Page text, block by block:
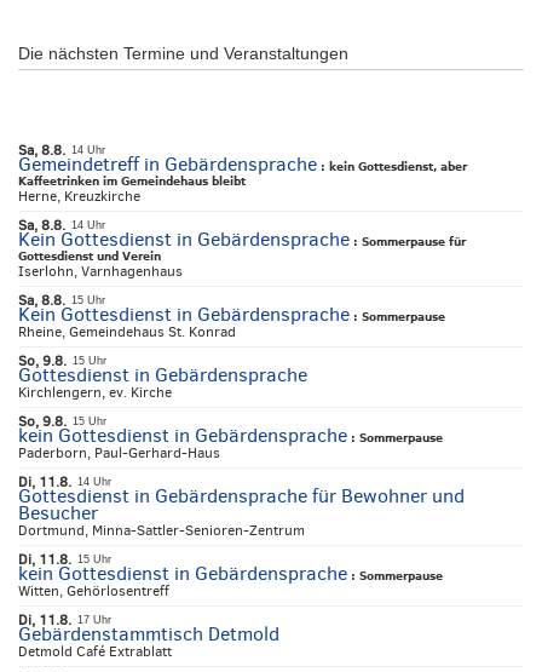
Die nächsten Termine und Veranstaltungen
Sa, 8.8. 14 Uhr
Gemeindetreff in Gebärdensprache : kein Gottesdienst, aber
Kaffeetrinken im Gemeindehaus bleibt
Herne, Kreuzkirche
Sa, 8.8. 14 Uhr
Kein Gottesdienst in Gebärdensprache : Sommerpause für
Gottesdienst und Verein
Iserlohn, Varnhagenhaus
Sa, 8.8. 15 Uhr
Kein Gottesdienst in Gebärdensprache : Sommerpause
Rheine, Gemeindehaus St. Konrad
So, 9.8. 15 Uhr
Gottesdienst in Gebärdensprache
Kirchlengern, ev. Kirche
So, 9.8. 15 Uhr
kein Gottesdienst in Gebärdensprache : Sommerpause
Paderborn, Paul-Gerhard-Haus
Di, 11.8. 14 Uhr
Gottesdienst in Gebärdensprache für Bewohner und
Besucher
Dortmund, Minna-Sattler-Senioren-Zentrum
Di, 11.8. 15 Uhr
kein Gottesdienst in Gebärdensprache : Sommerpause
Witten, Gehörlosentreff
Di, 11.8. 17 Uhr
Gebärdenstammtisch Detmold
Detmold Café Extrablatt